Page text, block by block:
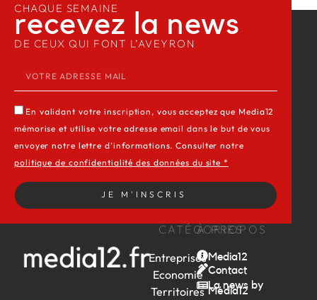
CATÉGORIES
Entreprises
Economie
Territoires
À PROPOS
Media12
Contact
La news by
Média12
CHAQUE SEMAINE
recevez la news​
DE CEUX QUI FONT L’AVEYRON
En validant votre inscription, vous acceptez que Media12
mémorise et utilise votre adresse email dans le but de vous
envoyer notre lettre d’informations. Consulter notre
politique de confidentialité des données du site *
JE M'INSCRIS